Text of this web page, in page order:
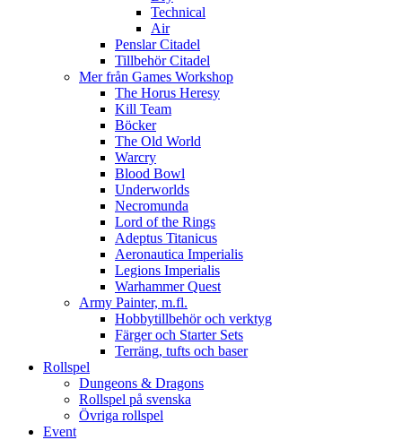
Technical
Air
Penslar Citadel
Tillbehör Citadel
Mer från Games Workshop
The Horus Heresy
Kill Team
Böcker
The Old World
Warcry
Blood Bowl
Underworlds
Necromunda
Lord of the Rings
Adeptus Titanicus
Aeronautica Imperialis
Legions Imperialis
Warhammer Quest
Army Painter, m.fl.
Hobbytillbehör och verktyg
Färger och Starter Sets
Terräng, tufts och baser
Rollspel
Dungeons & Dragons
Rollspel på svenska
Övriga rollspel
Event